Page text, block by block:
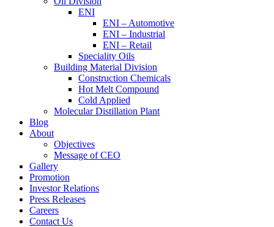
ENI
ENI – Automotive
ENI – Industrial
ENI – Retail
Speciality Oils
Building Material Division
Construction Chemicals
Hot Melt Compound
Cold Applied
Molecular Distillation Plant
Blog
About
Objectives
Message of CEO
Gallery
Promotion
Investor Relations
Press Releases
Careers
Contact Us